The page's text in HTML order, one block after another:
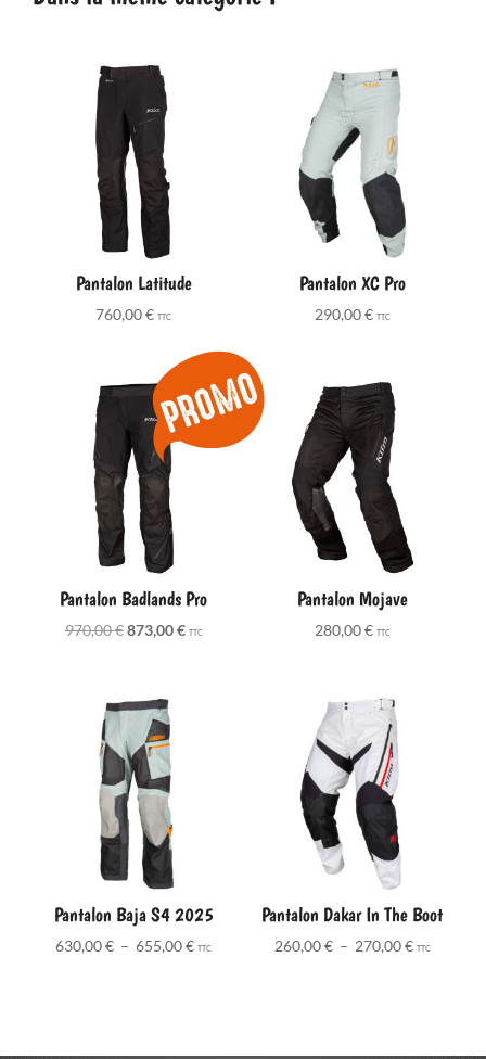
Pantalon Latitude
760,00€ TTC
Pantalon XC Pro
290,00€ TTC
Pantalon Badlands Pro
970,00€Le
était :
970,00 €.
873,00€Le
TTC
Pantalon Mojave
280,00€ TTC
Pantalon Baja S4 2025
630,00€ – 655,00€Plage
TTC
Pantalon Dakar In The Boot
260,00€ – 270,00€Plage
TTC